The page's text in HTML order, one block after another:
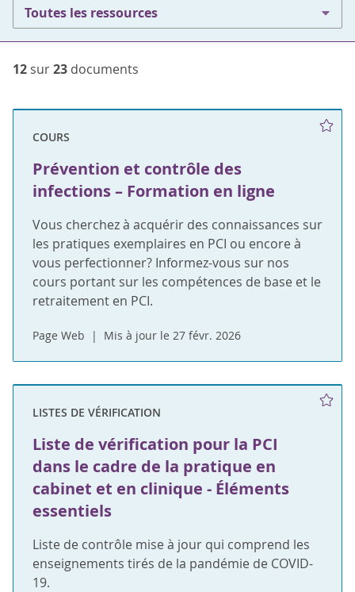
Toutes les ressources
12 sur23 documents
COURS
Prévention et contrôle des
infections – Formation en ligne
Vous cherchez à acquérir des connaissances sur
les pratiques exemplaires en PCI ou encore à
vous perfectionner? Informez-vous sur nos
cours portant sur les compétences de base et le
retraitement en PCI.
Page Web Mis à jour le 27 févr. 2026
LISTES DE VÉRIFICATION
Liste de vérification pour la PCI
dans le cadre de la pratique en
cabinet et en clinique - Éléments
essentiels
Liste de contrôle mise à jour qui comprend les
enseignements tirés de la pandémie de COVID-
19.